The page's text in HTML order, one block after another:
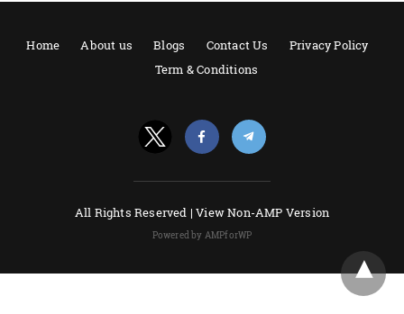
Home About us Blogs Contact Us
Privacy Policy
Term & Conditions
All Rights Reserved |View Non-AMP Version
Powered by AMPforWP